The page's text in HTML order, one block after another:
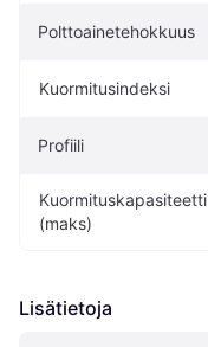
Polttoainetehokkuus
Kuormitusindeksi
Profiili
Kuormituskapasiteetti
(maks)
Lisätietoja